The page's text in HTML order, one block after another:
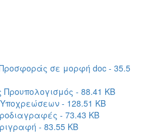
σε μορφή doc - 35.5
Προυπολογισμός - 88.41 KB
- 128.51 KB
- 73.43 KB
- 83.55 KB